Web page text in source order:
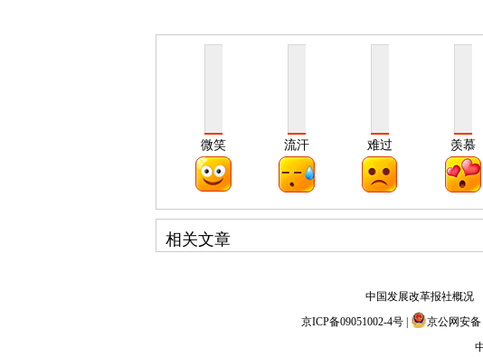
微笑 流汗 难过 羡慕
相关文章
中国发展改革报社概况
京ICP备09051002-4号 |
京公网安备